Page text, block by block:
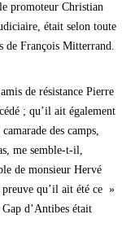
promoteur Christian
était selon toute
de François Mitterrand.
de résistance Pierre
; qu’il ait également
des camps,
me semble-t-il,
de monsieur Hervé
qu’il ait été ce »
d’Antibes était